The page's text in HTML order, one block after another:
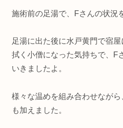
施術前の足湯で、Fさんの状況
足湯に出た後に水戸黄門で宿
拭く小僧になった気持ちで、F
いきましたよ。
様々な温めを組み合わせなが
も加えました。